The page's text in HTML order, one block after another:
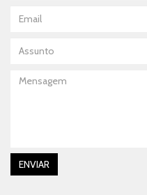
Mensagem
ENVIAR